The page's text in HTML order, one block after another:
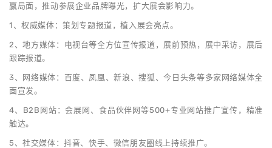
赢局面，推动参展企业品牌曝光，扩大展会影响力。
1、权威媒体：策划专题报道，植入展会亮点。
2、地方媒体：电视台等全方位宣传报道，展前预热，展中采访，展后
跟踪报道。
3、网络媒体：百度、凤凰、新浪、搜狐、今日头条等多家网络媒体全
面宣发。
4、B2B网站：会展网、食品伙伴网等500+专业网站推广宣传，精准
触达。
5、社交媒体：抖音、快手、微信朋友圈线上持续推广。